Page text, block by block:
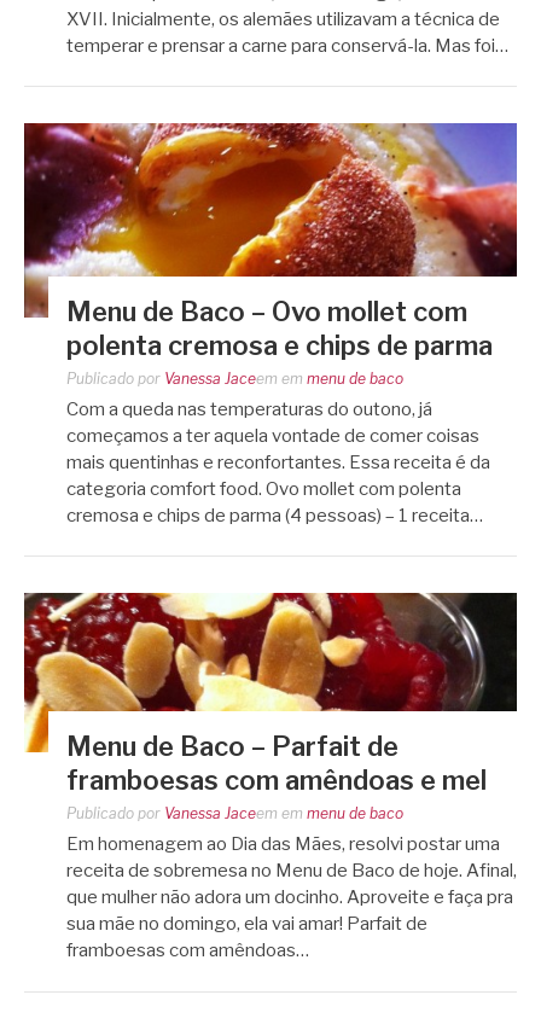
XVII. Inicialmente, os alemães utilizavam a técnica de
temperar e prensar a carne para conservá-la. Mas foi…
Menu de Baco – Ovo mollet com
polenta cremosa e chips de parma
Publicado por Vanessa Jaceem em menu de baco
Com a queda nas temperaturas do outono, já
começamos a ter aquela vontade de comer coisas
mais quentinhas e reconfortantes. Essa receita é da
categoria comfort food. Ovo mollet com polenta
cremosa e chips de parma (4 pessoas) – 1 receita…
Menu de Baco – Parfait de
framboesas com amêndoas e mel
Publicado por Vanessa Jaceem em menu de baco
Em homenagem ao Dia das Mães, resolvi postar uma
receita de sobremesa no Menu de Baco de hoje. Afinal,
que mulher não adora um docinho. Aproveite e faça pra
sua mãe no domingo, ela vai amar! Parfait de
framboesas com amêndoas…